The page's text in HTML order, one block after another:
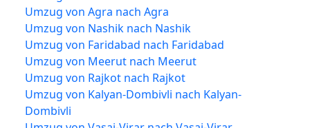
Umzug von Agra nach Agra
Umzug von Nashik nach Nashik
Umzug von Faridabad nach Faridabad
Umzug von Meerut nach Meerut
Umzug von Rajkot nach Rajkot
Umzug von Kalyan-Dombivli nach Kalyan-
Dombivli